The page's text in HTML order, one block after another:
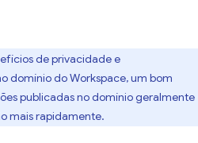
de privacidade e
domínio do Workspace, um bom
publicadas no domínio geralmente
mais rapidamente.